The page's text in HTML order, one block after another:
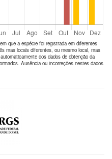
em que a espécie foi registrada em diferentes
mas locais diferentes, ou mesmo local, mas
dos dados de obtenção da
Ausência ou incorreções nestes dados